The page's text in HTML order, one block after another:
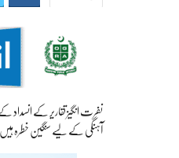
نفرت انگیز تقاریر کے انسداد
آہنگی کے لیے سنگین خطرہ